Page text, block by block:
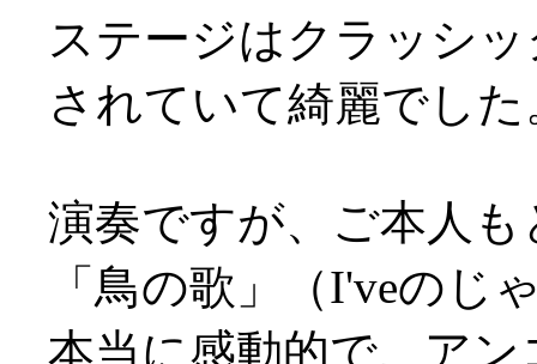
ステージはクラッシ
されていて綺麗でした
演奏ですが、ご本人
「鳥の歌」（I'veのじ
本当に感動的で、ア